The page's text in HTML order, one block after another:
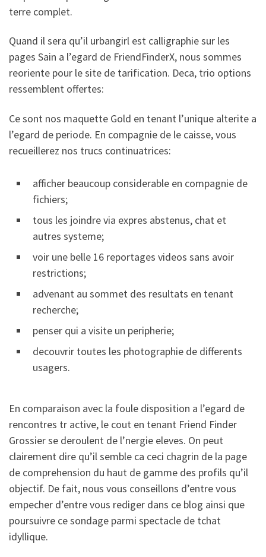
terre complet.
Quand il sera qu’il urbangirl est calligraphie sur les
pages Sain a l’egard de FriendFinderX, nous sommes
reoriente pour le site de tarification. Deca, trio options
ressemblent offertes:
Ce sont nos maquette Gold en tenant l’unique alterite a
l’egard de periode. En compagnie de le caisse, vous
recueillerez nos trucs continuatrices:
afficher beaucoup considerable en compagnie de
fichiers;
tous les joindre via expres abstenus, chat et
autres systeme;
voir une belle 16 reportages videos sans avoir
restrictions;
advenant au sommet des resultats en tenant
recherche;
penser qui a visite un peripherie;
decouvrir toutes les photographie de differents
usagers.
En comparaison avec la foule disposition a l’egard de
rencontres tr active, le cout en tenant Friend Finder
Grossier se deroulent de l’nergie eleves. On peut
clairement dire qu’il semble ca ceci chagrin de la page
de comprehension du haut de gamme des profils qu’il
objectif. De fait, nous vous conseillons d’entre vous
empecher d’entre vous rediger dans ce blog ainsi que
poursuivre ce sondage parmi spectacle de tchat
idyllique.